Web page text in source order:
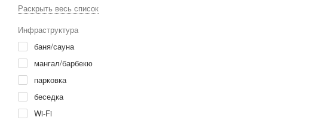
рыбалка
Раскрыть весь список
Инфраструктура
баня/сауна
мангал/барбекю
парковка
беседка
Wi-Fi